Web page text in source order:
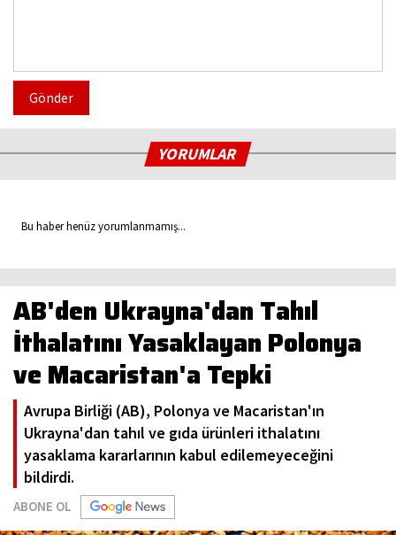
Gönder
YORUMLAR
Bu haber henüz yorumlanmamış...
AB'den Ukrayna'dan Tahıl
İthalatını Yasaklayan Polonya
ve Macaristan'a Tepki
Avrupa Birliği (AB), Polonya ve Macaristan'ın
Ukrayna'dan tahıl ve gıda ürünleri ithalatını
yasaklama kararlarının kabul edilemeyeceğini
bildirdi.
ABONE OL